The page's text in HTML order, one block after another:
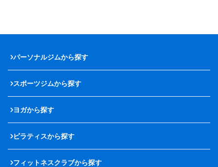
パーソナルジムから探す
スポーツジムから探す
ヨガから探す
ピラティスから探す
フィットネスクラブから探す